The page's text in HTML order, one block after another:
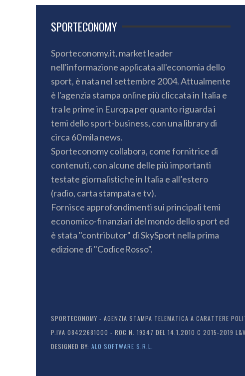
SPORTECONOMY
Sporteconomy.it, market leader
nell'informazione applicata all'economia dello
sport, è nata nel settembre 2004. Attualmente
è l'agenzia stampa online più cliccata in Italia e
tra le prime in Europa per quanto riguarda i
temi dello sport-business, con una library di
circa 60 mila news.
Sporteconomy collabora, come fornitrice di
contenuti, con alcune delle più importanti
testate giornalistiche in Italia e all’estero
(radio, carta stampata e tv).
Fornisce approfondimenti sui principali temi
economico-finanziari del mondo dello sport ed
è stata "contributor" di SkySport nella prima
edizione di "CodiceRosso".
SPORTECONOMY - AGENZIA STAMPA TELEMATICA A CARATTERE
P.IVA 08422681000 - ROC N. 19347 DEL 14.1.2010 C 2015-2019 L&V
DESIGNED BY: ALO SOFTWARE S.R.L.